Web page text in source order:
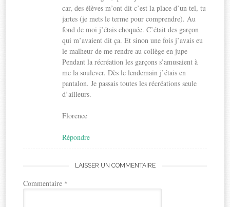
car, des élèves m’ont dit c’est la place d’un tel, tu
jartes (je mets le terme pour comprendre). Au
fond de moi j’étais choquée. C’était des garçon
qui m’avaient dit ça. Et sinon une fois j’avais eu
le malheur de me rendre au collège en jupe
Pendant la récréation les garçons s’amusaient à
me la soulever. Dès le lendemain j’étais en
pantalon. Je passais toutes les récréations seule
d’ailleurs.
Florence
Répondre
LAISSER UN COMMENTAIRE
Commentaire *